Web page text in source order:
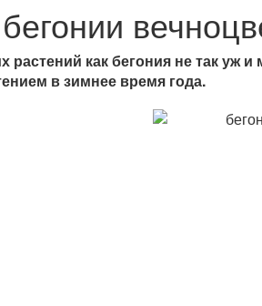
растений как бегония не так уж
в зимнее время года.